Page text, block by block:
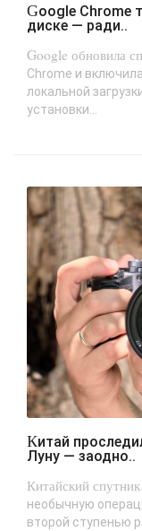
Google Chrome теперь потребует до 20 Гбайт на
диске — ради..
Google обновила
Chrome и
локальной
установки...
Китай проследил за Falcon 9 до самого удара о
Луну — заодно..
Китайский
необычную
второй ступенью